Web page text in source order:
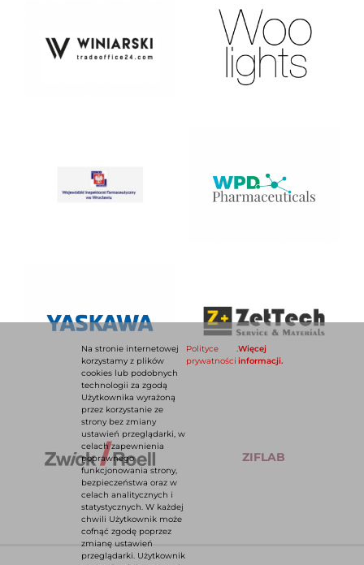
ZIFLAB
Na stronie internetowej
korzystamy z plików
cookies lub podobnych
technologii za zgodą
Użytkownika wyrażoną
przez korzystanie ze
strony bez zmiany
ustawień przeglądarki, w
celach zapewnienia
poprawnego
funkcjonowania strony,
bezpieczeństwa oraz w
celach analitycznych i
statystycznych. W każdej
chwili Użytkownik może
cofnąć zgodę poprzez
zmianę ustawień
przeglądarki. Użytkownik
Polityce
prywatności
Więcej
informacji.